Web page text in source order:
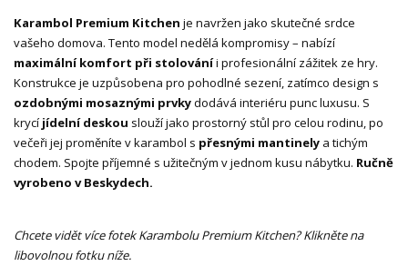
Karambol Premium Kitchen je navržen jako skutečné srdce
vašeho domova. Tento model nedělá kompromisy – nabízí
maximální komfort při stolováníi profesionální zážitek ze hry.
Konstrukce je uzpůsobena pro pohodlné sezení, zatímco design s
ozdobnými mosaznými prvkydodává interiéru punc luxusu. S
krycí jídelní deskou slouží jako prostorný stůl pro celou rodinu, po
večeři jej proměníte v karambol s přesnými mantinely a tichým
chodem. Spojte příjemné s užitečným v jednom kusu nábytku. Ručně
vyrobeno v Beskydech.
Chcete vidět více fotek Karambolu Premium Kitchen? Klikněte na
libovolnou fotku níže.